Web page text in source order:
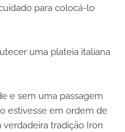
para colocá-lo
uma plateia italiana
e sem uma passagem
estivesse em ordem de
tradição Iron